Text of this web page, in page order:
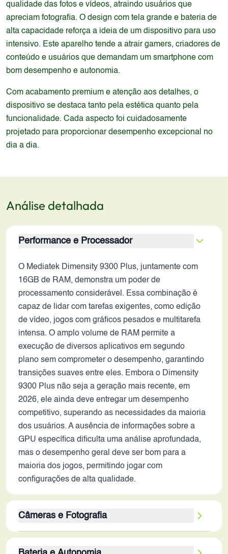
qualidade das fotos e vídeos, atraindo usuários que
apreciam fotografia. O design com tela grande e bateria de
alta capacidade reforça a ideia de um dispositivo para uso
intensivo. Este aparelho tende a atrair gamers, criadores de
conteúdo e usuários que demandam um smartphone com
bom desempenho e autonomia.
Com acabamento premium e atenção aos detalhes, o
dispositivo se destaca tanto pela estética quanto pela
funcionalidade. Cada aspecto foi cuidadosamente
projetado para proporcionar desempenho excepcional no
dia a dia.
Análise detalhada
Performance e Processador
O Mediatek Dimensity 9300 Plus, juntamente com
16GB de RAM, demonstra um poder de
processamento considerável. Essa combinação é
capaz de lidar com tarefas exigentes, como edição
de vídeo, jogos com gráficos pesados e multitarefa
intensa. O amplo volume de RAM permite a
execução de diversos aplicativos em segundo
plano sem comprometer o desempenho, garantindo
transições suaves entre eles. Embora o Dimensity
9300 Plus não seja a geração mais recente, em
2026, ele ainda deve entregar um desempenho
competitivo, superando as necessidades da maioria
dos usuários. A ausência de informações sobre a
GPU específica dificulta uma análise aprofundada,
mas o desempenho geral deve ser bom para a
maioria dos jogos, permitindo jogar com
configurações de alta qualidade.
Câmeras e Fotografia